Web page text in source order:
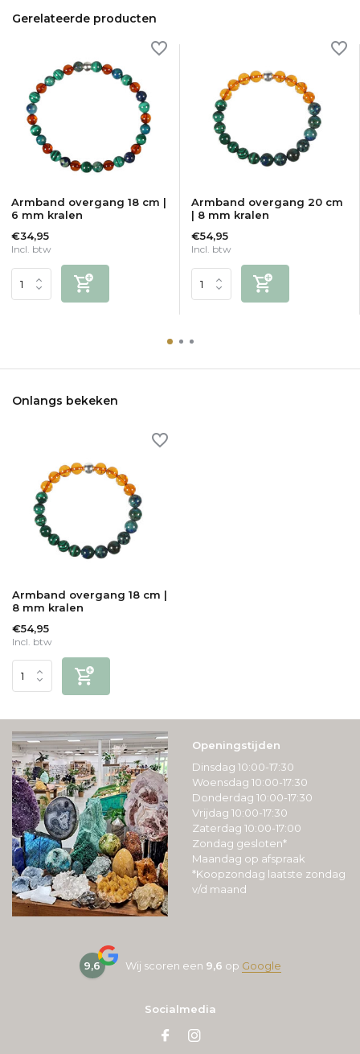
Gerelateerde producten
Armband overgang 18 cm |
6 mm kralen
€34,95
Incl. btw
Armband overgang 20 cm
| 8 mm kralen
€54,95
Incl. btw
Onlangs bekeken
Armband overgang 18 cm |
8 mm kralen
€54,95
Incl. btw
Openingstijden
Dinsdag 10:00-17:30
Woensdag 10:00-17:30
Donderdag 10:00-17:30
Vrijdag 10:00-17:30
Zaterdag 10:00-17:00
Zondag gesloten*
Maandag op afspraak
*Koopzondag laatste zondag
v/d maand
9,6 Wij scoren een 9,6 op Google
Socialmedia